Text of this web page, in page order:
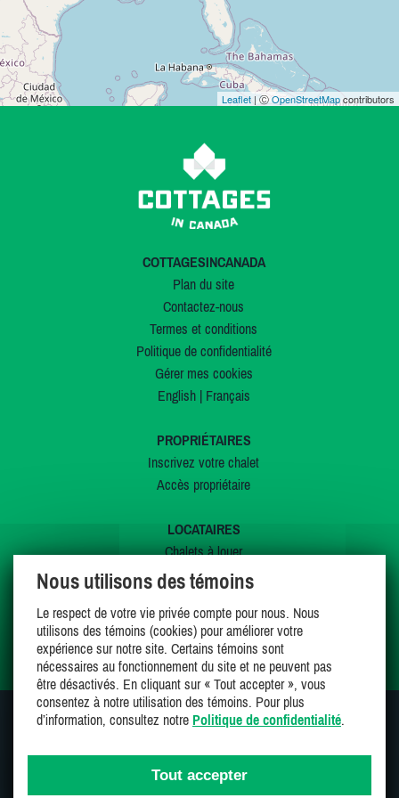
Leaflet | ⒸOpenStreetMapcontributors
COTTAGESINCANADA
Plan du site
Contactez-nous
Termes et conditions
Politique de confidentialité
Gérer mes cookies
English| Français
PROPRIÉTAIRES
Inscrivez votre chalet
Accès propriétaire
LOCATAIRES
Chalets à louer
Chalets à vendre
Offres spéciales
Mes favoris
SUIVEZ-NOUS SUR
Nous utilisons des témoins
Le respect de votre vie privée compte pour nous. Nous
utilisons des témoins (cookies) pour améliorer votre
expérience sur notre site. Certains témoins sont
nécessaires au fonctionnement du site et ne peuvent pas
être désactivés. En cliquant sur « Tout accepter », vous
consentez à notre utilisation des témoins. Pour plus
d’information, consultez notre Politique de confidentialité.
Tout accepter